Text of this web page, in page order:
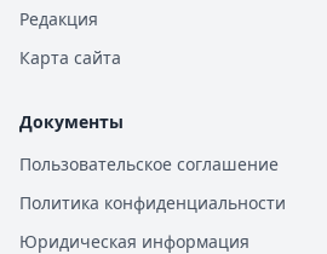
Редакция
Карта сайта
Документы
Пользовательское соглашение
Политика конфиденциальности
Юридическая информация